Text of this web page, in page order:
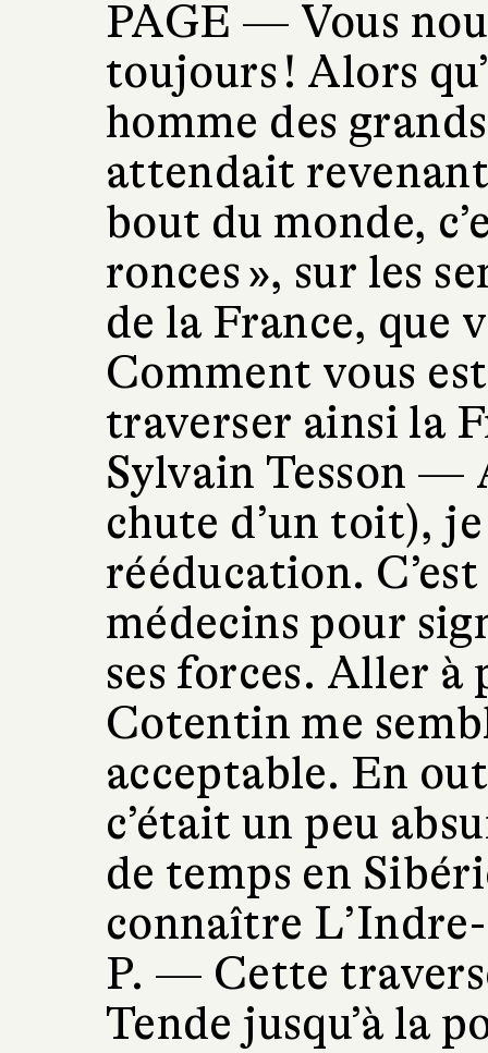
PAGE — Vous
toujours ! Alors
homme des
attendait
bout du monde,
ronces », sur les
de la France, que
Comment vous
traverser ainsi la
Sylvain Tesson —
chute d’un toit),
rééducation.
médecins pour
ses forces. Aller
Cotentin me
acceptable. En
c’était un peu
de temps en
connaître
P. — Cette
Tende jusqu’à la